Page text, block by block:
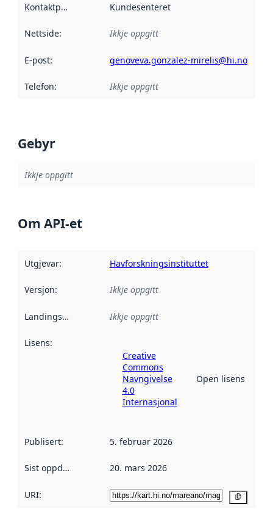
Kontaktpunkt Kundesenteret
Nettside: Ikkje oppgitt
E-post: genoveva.gonzalez-mirelis@hi.no
Telefon: Ikkje oppgitt
Gebyr
Ikkje oppgitt
Om API-et
Utgjevar: Havforskningsinstituttet
Versjon: Ikkje oppgitt
Landingsside Ikkje oppgitt
Lisens:
Creative
Commons
Navngivelse
4.0
Internasjonal
Open lisens
Publisert: 5. februar 2026
Sist oppdatert 20. mars 2026
URI: